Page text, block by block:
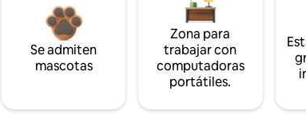
Se admiten
mascotas
Zona para
trabajar con
computadoras
portátiles.